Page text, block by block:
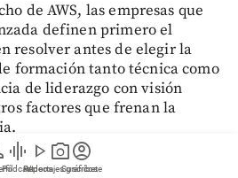
graphic_eq
Pódcast
play_arrow
Videos
photo_camera
Reportajes gráficos
account_circle
Suscríbete
de AWS, las empresas que
definen primero el
resolver antes de elegir la
formación tanto técnica como
de liderazgo con visión
factores que frenan la